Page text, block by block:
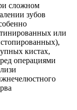
сложном
зубов
или
кистах,
операциями